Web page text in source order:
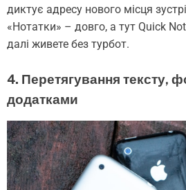
диктує адресу нового місця
«Нотатки» – довго, а тут Quick
далі живете без турбот.
4. Перетягування тексту,
додатками